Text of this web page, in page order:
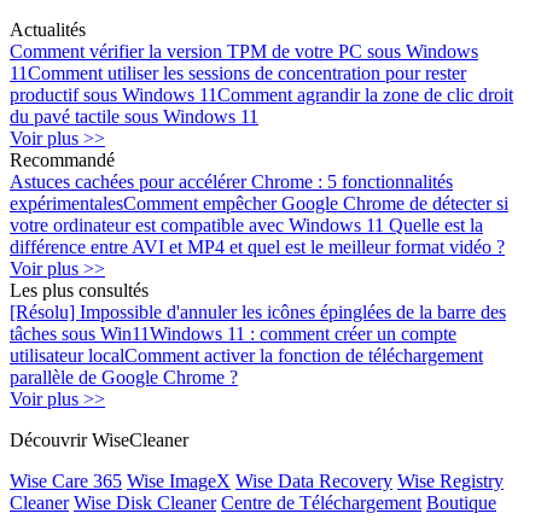
Actualités
Comment vérifier la version TPM de votre PC sous Windows
11Comment utiliser les sessions de concentration pour rester
productif sous Windows 11Comment agrandir la zone de clic droit
du pavé tactile sous Windows 11
Voir plus >>
Recommandé
Astuces cachées pour accélérer Chrome : 5 fonctionnalités
expérimentalesComment empêcher Google Chrome de détecter si
votre ordinateur est compatible avec Windows 11 Quelle est la
différence entre AVI et MP4 et quel est le meilleur format vidéo ?
Voir plus >>
Les plus consultés
[Résolu] Impossible d'annuler les icônes épinglées de la barre des
tâches sous Win11Windows 11 : comment créer un compte
utilisateur localComment activer la fonction de téléchargement
parallèle de Google Chrome ?
Voir plus >>
Découvrir WiseCleaner
Wise Care 365 Wise ImageX Wise Data Recovery Wise Registry
Cleaner Wise Disk Cleaner Centre de Téléchargement Boutique